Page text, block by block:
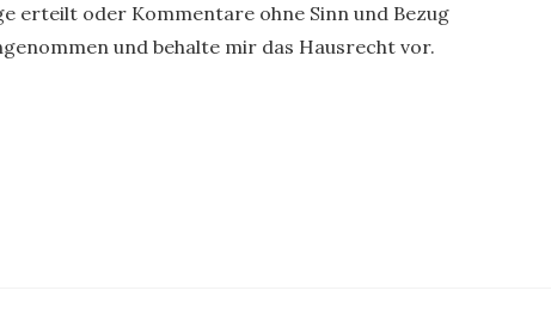
erteilt oder Kommentare ohne Sinn und Bezug
und behalte mir das Hausrecht vor.